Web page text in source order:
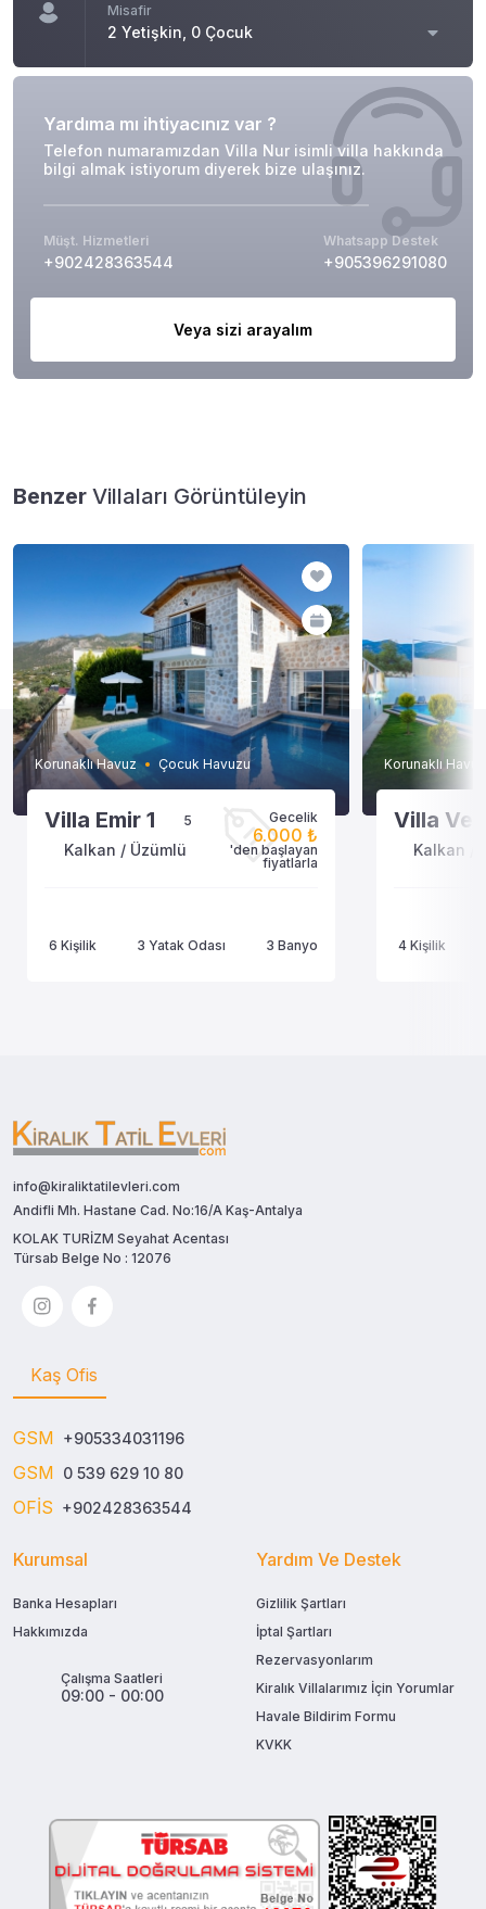
Misafir
2 Yetişkin, 0 Çocuk
Yardıma mı ihtiyacınız var ?
Telefon numaramızdan Villa Nur isimli villa hakkında
bilgi almak istiyorum diyerek bize ulaşınız.
Müşt. Hizmetleri
+902428363544
Whatsapp Destek
+905396291080
Veya sizi arayalım
Benzer Villaları Görüntüleyin
Korunaklı Havuz Çocuk Havuzu
Villa Emir 1 5
Kalkan / Üzümlü
Gecelik
6.000 ₺
'den başlayan
fiyatlarla
6 Kişilik 3 Yatak Odası 3 Banyo
Korunaklı Havuz
Villa
Kalkan /
4 Kişilik
Kurumsal
Banka Hesapları
Hakkımızda
Çalışma Saatleri
09:00 - 00:00
Yardım Ve Destek
Gizlilik Şartları
İptal Şartları
Rezervasyonlarım
Kiralık Villalarımız İçin Yorumlar
Havale Bildirim Formu
KVKK
info@kiraliktatilevleri.com
Andifli Mh. Hastane Cad. No:16/A Kaş-Antalya
KOLAK TURİZM Seyahat Acentası
Türsab Belge No : 12076
Kaş Ofis
+905334031196
GSM
0 539 629 10 80
GSM
+902428363544
OFİS